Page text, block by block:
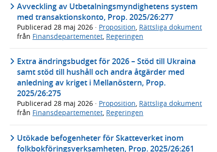
Avveckling av Utbetalningsmyndighetens system
med transaktionskonto, Prop. 2025/26:277
Publicerad 28 maj 2026 · Proposition Rättsliga dokument
från Finansdepartementet Regeringen
Extra ändringsbudget för 2026 – Stöd till Ukraina
samt stöd till hushåll och andra åtgärder med
anledning av kriget i Mellanöstern, Prop.
2025/26:275
Publicerad 28 maj 2026 · Proposition, Rättsliga dokument
från Finansdepartementet, Regeringen
Utökade befogenheter för Skatteverket inom
folkbokföringsverksamheten, Prop. 2025/26:261